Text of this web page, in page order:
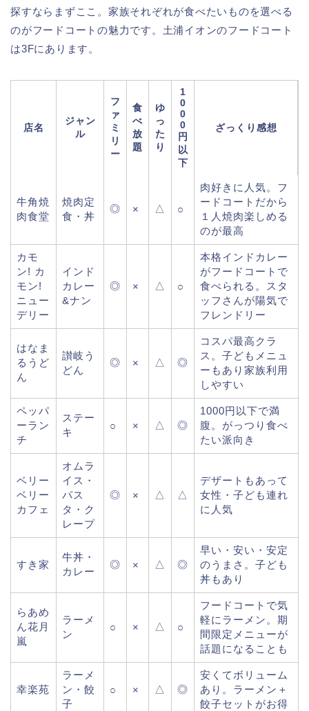
探すならまずここ。家族それぞれが食べたいものを選べる
のがフードコートの魅力です。土浦イオンのフードコート
は3Fにあります。
店名
ジャン
ル
フ
ァ
ミ
リ
ー
食
べ
放
題
ゆ
っ
た
り
1
0
0
0
円
以
下
ざっくり感想
牛角焼
肉食堂
焼肉定
食・丼
◎ × △ ○
肉好きに人気。フ
ードコートだから
１人焼肉楽しめる
のが最高
カモ
ン! カ
モン!
ニュー
デリー
インド
カレー
&ナン
◎ × △ ○
本格インドカレー
がフードコートで
食べられる。スタ
ッフさんが陽気で
フレンドリー
はなま
るうど
ん
讃岐う
どん
◎ × △ ◎
コスパ最高クラ
ス。子どもメニュ
ーもあり家族利用
しやすい
ペッパ
ーラン
チ
ステー
キ
○ × △ ◎
1000円以下で満
腹。がっつり食べ
たい派向き
ベリー
ベリー
カフェ
オムラ
イス・
パス
タ・ク
レープ
◎ × △ △
デザートもあって
女性・子ども連れ
に人気
すき家
牛丼・
カレー
◎ × △ ◎
早い・安い・安定
のうまさ。子ども
丼もあり
らあめ
ん花月
嵐
ラーメ
ン
○ × △ ○
フードコートで気
軽にラーメン。期
間限定メニューが
話題になることも
幸楽苑
ラーメ
ン・餃
子
○ × △ ◎
安くてボリューム
あり。ラーメン＋
餃子セットがお得